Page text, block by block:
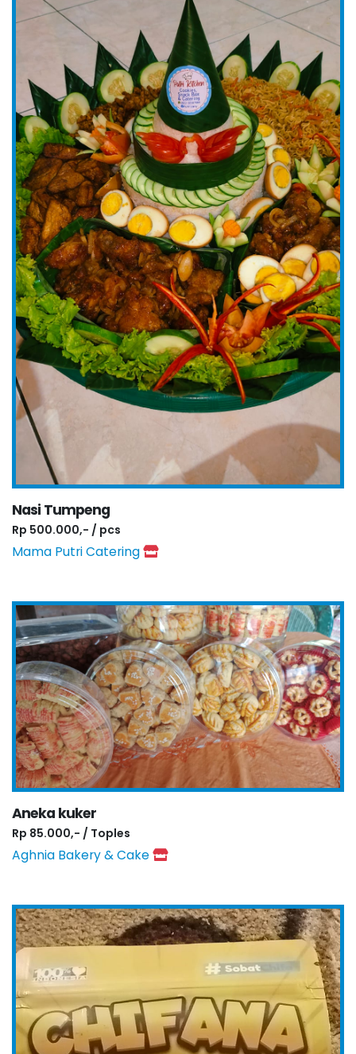
Nasi Tumpeng
Rp 500.000,- / pcs
Mama Putri Catering
Aneka kuker
Rp 85.000,- / Toples
Aghnia Bakery & Cake